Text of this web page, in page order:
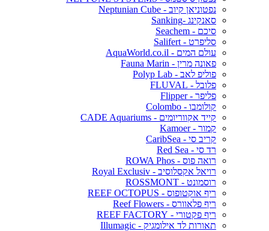
נפטוניאן קיוב - Neptunian Cube
סאנקינג -Sanking
סיכם - Seachem
סליפרט - Salifert
עולם המים - AquaWorld.co.il
פאונה מרין - Fauna Marin
פוליפ לאב - Polyp Lab
פלובל - FLUVAL
פליפר - Flipper
קולומבו - Colombo
קייד אקווריומים - CADE Aquariums
קמור - Kamoer
קריב סי - CaribSea
רד סי - Red Sea
רואה פוס - ROWA Phos
רויאל אקסלוסיב - Royal Exclusiv
רוסמונט - ROSSMONT
ריף אוקטופוס - REEF OCTOPUS
ריף פלאוורס - Reef Flowers
ריף פקטורי - REEF FACTORY
תאורות לד אילומגיק - Illumagic